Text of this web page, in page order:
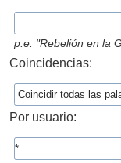
p.e. "Rebelión en la
Coincidencias:
Por usuario: